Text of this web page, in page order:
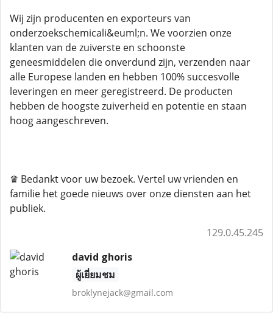
Wij zijn producenten en exporteurs van
onderzoekschemicali&euml;n. We voorzien onze
klanten van de zuiverste en schoonste
geneesmiddelen die onverdund zijn, verzenden naar
alle Europese landen en hebben 100% succesvolle
leveringen en meer geregistreerd. De producten
hebben de hoogste zuiverheid en potentie en staan ​​
hoog aangeschreven.
♛ Bedankt voor uw bezoek. Vertel uw vrienden en
familie het goede nieuws over onze diensten aan het
publiek.
129.0.45.245
david ghoris
ผู้เยี่ยมชม
broklynejack@gmail.com